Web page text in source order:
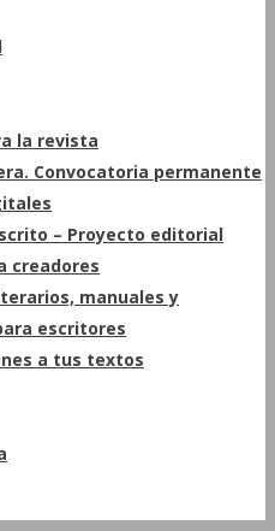
la revista
Convocatoria permanente
– Proyecto editorial
creadores
manuales y
escritores
a tus textos